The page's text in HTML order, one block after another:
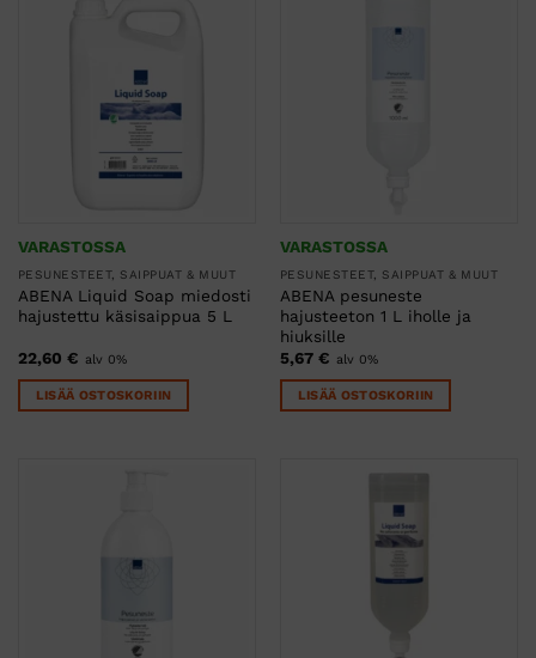
VARASTOSSA
PESUNESTEET, SAIPPUAT & MUUT
ABENA Liquid Soap miedosti
hajustettu käsisaippua 5 L
22,60 € alv 0%
LISÄÄ OSTOSKORIIN
VARASTOSSA
PESUNESTEET, SAIPPUAT & MUUT
ABENA pesuneste
hajusteeton 1 L iholle ja
hiuksille
5,67 € alv 0%
LISÄÄ OSTOSKORIIN